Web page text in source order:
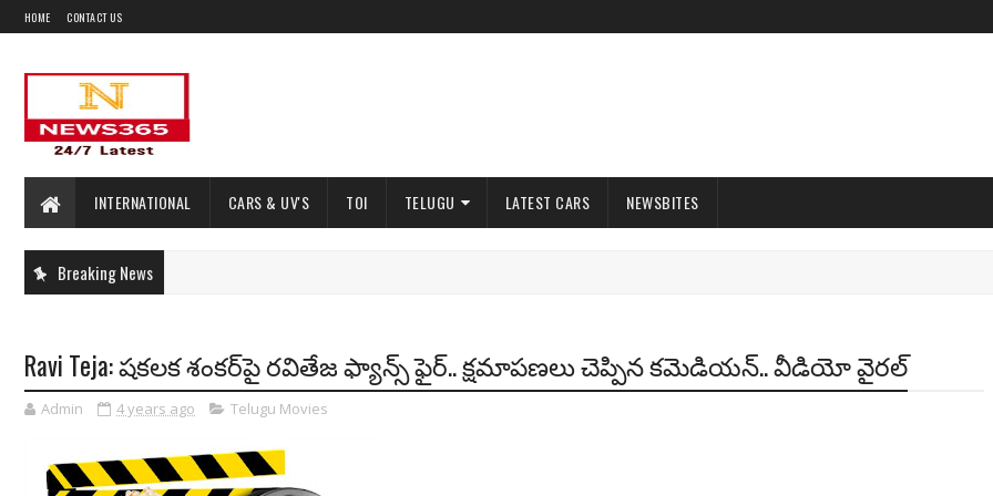
HOME CONTACT US
INTERNATIONAL CARS & UV'S TOI TELUGU LATEST CARS NEWSBITES
Breaking News
Ravi Teja: ష‌క‌ల‌క శంక‌ర్‌పై ర‌వితేజ ఫ్యాన్స్ ఫైర్‌.. క్ష‌మాప‌ణ‌లు చెప్పిన క‌మెడియ‌న్‌.. వీడియో వైర‌ల్‌
Admin 4 years ago Telugu Movies